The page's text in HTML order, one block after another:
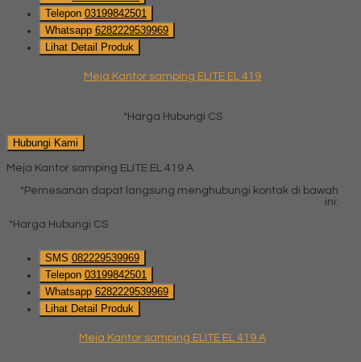
Telepon 03199842501
Whatsapp 6282229539969
Lihat Detail Produk
Meja Kantor samping ELITE EL 419
*Harga Hubungi CS
Hubungi Kami
Meja Kantor samping ELITE EL 419 A
*Pemesanan dapat langsung menghubungi kontak di bawah
ini:
*Harga Hubungi CS
SMS 082229539969
Telepon 03199842501
Whatsapp 6282229539969
Lihat Detail Produk
Meja Kantor samping ELITE EL 419 A